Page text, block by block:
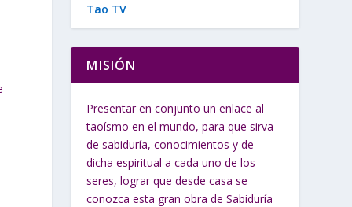
Tao TV
MISIÓN
Presentar en conjunto un enlace al
taoísmo en el mundo, para que sirva
de sabiduría, conocimientos y de
dicha espiritual a cada uno de los
seres, lograr que desde casa se
conozca esta gran obra de Sabiduría